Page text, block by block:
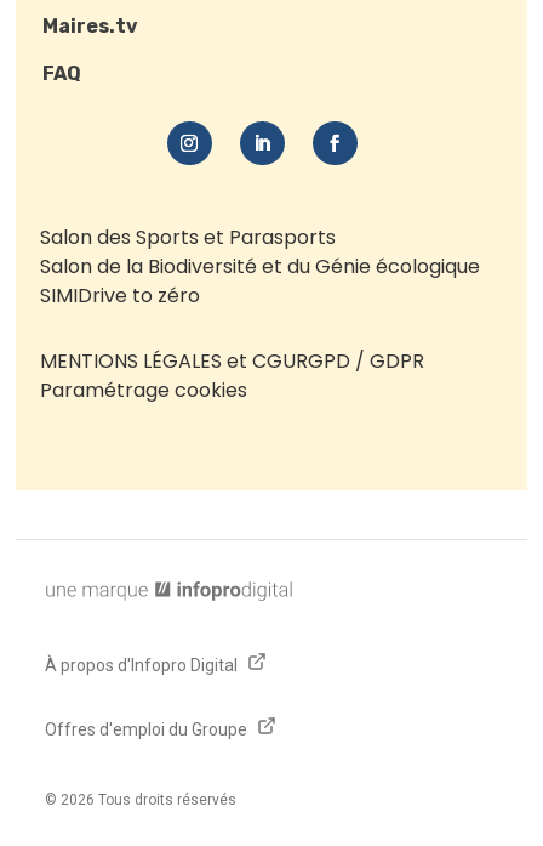
Maires.tv
FAQ
Salon des Sports et Parasports
Salon de la Biodiversité et du Génie écologique
SIMIDrive to zéro
MENTIONS LÉGALES et CGURGPD / GDPR
Paramétrage cookies